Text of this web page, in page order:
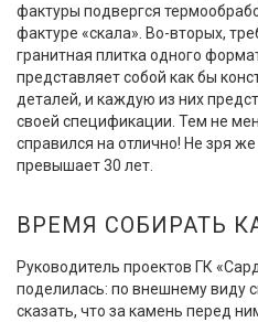
фактуры подвергся
фактуре «скала». Во-вторых,
гранитная плитка одного
представляет собой как бы
деталей, и каждую из них
своей спецификации. Тем не
справился на отлично! Не зря
превышает 30 лет.
ВРЕМЯ СОБИРАТЬ
Руководитель проектов ГК
поделилась: по внешнему виду
сказать, что за камень перед